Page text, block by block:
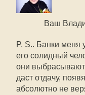
Ваш
P. S.. Банки меня
его солидный
они
даст отдачу,
абсолютно не